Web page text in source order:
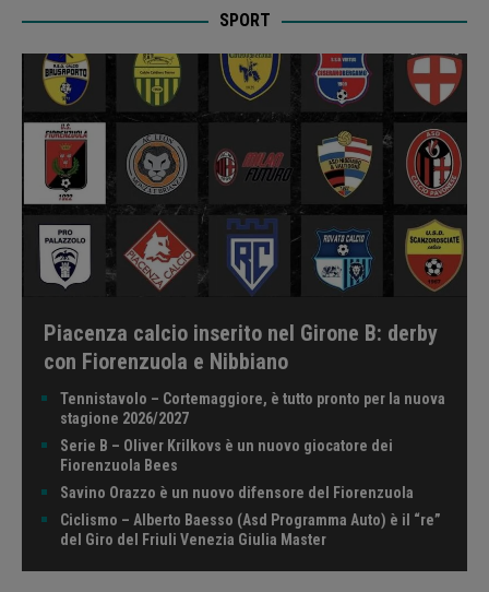
SPORT
Piacenza calcio inserito nel Girone B: derby
con Fiorenzuola e Nibbiano
Tennistavolo – Cortemaggiore, è tutto pronto per la nuova
stagione 2026/2027
Serie B – Oliver Krilkovs è un nuovo giocatore dei
Fiorenzuola Bees
Savino Orazzo è un nuovo difensore del Fiorenzuola
Ciclismo – Alberto Baesso (Asd Programma Auto) è il “re”
del Giro del Friuli Venezia Giulia Master